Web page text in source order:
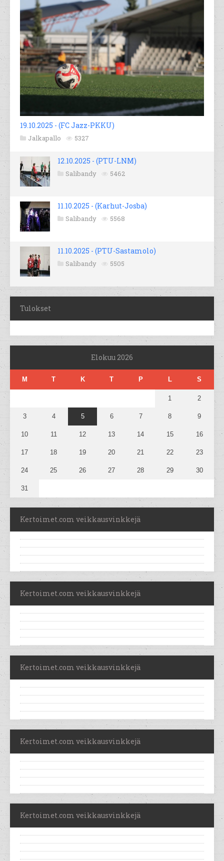
19.10.2025 - (FC Jazz-PKKU)
Jalkapallo 5327
12.10.2025 - (PTU-LNM)
Salibandy 5462
11.10.2025 - (Karhut-Josba)
Salibandy 5568
11.10.2025 - (PTU-Sastamolo)
Salibandy 5505
Tulokset
Elokuu 2026
M T K T P L S
1 2
3 4 5 6 7 8 9
10 11 12 13 14 15 16
17 18 19 20 21 22 23
24 25 26 27 28 29 30
31
Kertoimet.com veikkausvinkkejä
Kertoimet.com veikkausvinkkejä
Kertoimet.com veikkausvinkkejä
Kertoimet.com veikkausvinkkejä
Kertoimet.com veikkausvinkkejä